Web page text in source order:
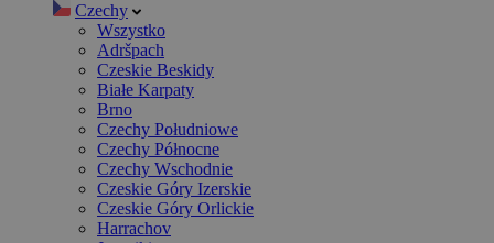
Czechy
Wszystko
Adršpach
Czeskie Beskidy
Białe Karpaty
Brno
Czechy Południowe
Czechy Północne
Czechy Wschodnie
Czeskie Góry Izerskie
Czeskie Góry Orlickie
Harrachov